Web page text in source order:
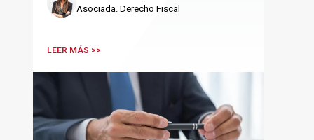
Asociada. Derecho Fiscal
LEER MÁS >>